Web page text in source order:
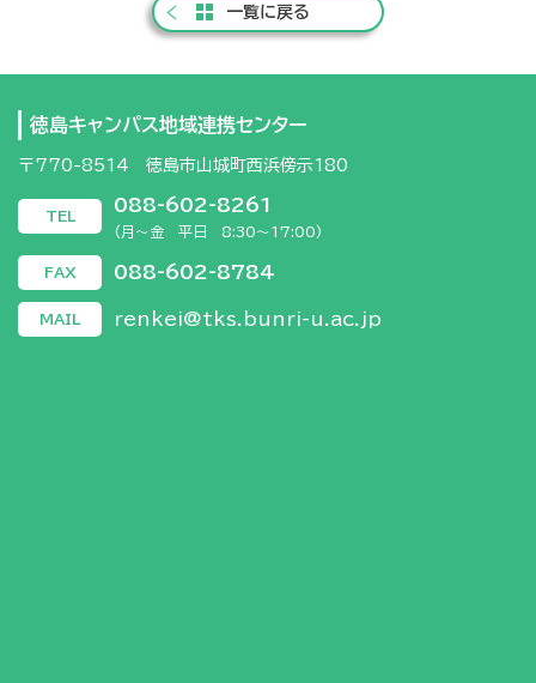
一覧に戻る
徳島キャンパス地域連携センター
〒770-8514 徳島市山城町西浜傍示180
TEL
088-602-8261
(月～金 平日 8:30～17:00)
FAX 088-602-8784
MAIL renkei@tks.bunri-u.ac.jp